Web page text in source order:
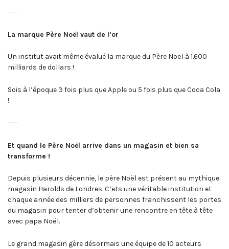
——
La marque Père Noël vaut de l’or
Un institut avait même évalué la marque du Père Noël à 1.600
milliards de dollars !
Sois à l’époque 3 fois plus que Apple ou 5 fois plus que Coca Cola
!
——
Et quand le Père Noël arrive dans un magasin et bien sa
transforme !
Depuis plusieurs décennie, le père Noël est présent au mythique
magasin Harolds de Londres. C’ets une véritable institution et
chaque année des milliers de personnes franchissent les portes
du magasin pour tenter d’obtenir une rencontre en tête à tête
avec papa Noël.
Le grand magasin gère désormais une équipe de 10 acteurs